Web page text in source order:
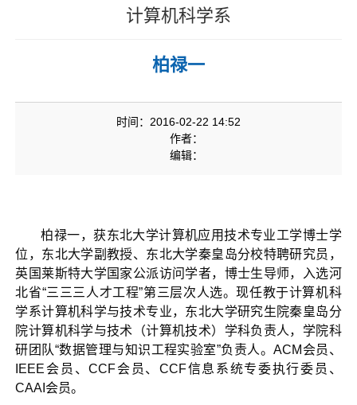
计算机科学系
柏禄一
时间：2016-02-22 14:52
作者：
编辑：
柏禄一，获东北大学计算机应用技术专业工学博士学
位，东北大学副教授、东北大学秦皇岛分校特聘研究员，
英国莱斯特大学国家公派访问学者，博士生导师，入选河
北省“三三三人才工程”第三层次人选。现任教于计算机科
学系计算机科学与技术专业，东北大学研究生院秦皇岛分
院计算机科学与技术（计算机技术）学科负责人，学院科
研团队“数据管理与知识工程实验室”负责人。ACM会员、
IEEE会员、CCF会员、CCF信息系统专委执行委员、
CAAI会员。